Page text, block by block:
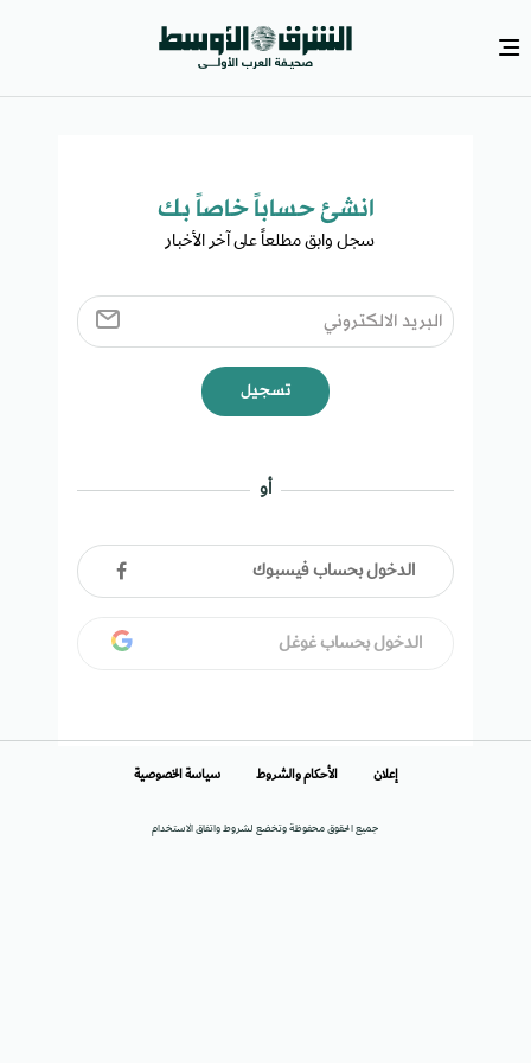
انشئ حساباً خاصاً بك​
سجل وابق مطلعاً على آخر الأخبار ​
تسجيل
أو
الدخول بحساب فيسبوك
الدخول بحساب غوغل
جميع الحقوق محفوظة وتخضع لشروط واتفاق الاستخدام
إعلان الأحكام والشروط سياسة الخصوصية